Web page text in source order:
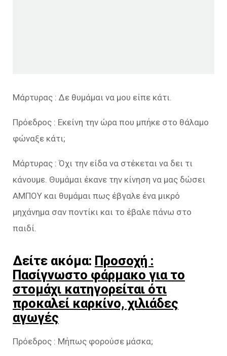
Μάρτυρας : Δε θυμάμαι να μου είπε κάτι.
Πρόεδρος : Εκείνη την ώρα που μπήκε στο θάλαμο
φώναξε κάτι;
Μάρτυρας : Όχι την είδα να στέκεται να δει τι
κάνουμε. Θυμάμαι έκανε την κίνηση να μας δώσει
ΑΜΠΟΥ και θυμάμαι πως έβγαλε ένα μικρό
μηχάνημα σαν ποντίκι και το έβαλε πάνω στο
παιδί.
Δείτε ακόμα: Προσοχή :
Πασίγνωστο φάρμακο για το
στομάχι κατηγορείται ότι
προκαλεί καρκίνο, χιλιάδες
αγωγές
Πρόεδρος : Μήπως φορούσε μάσκα;